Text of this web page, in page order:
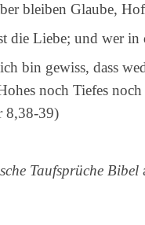
bleiben Glaube,
die Liebe; und wer
bin gewiss, dass
noch Tiefes
8,38-39)
Taufsprüche Bibel